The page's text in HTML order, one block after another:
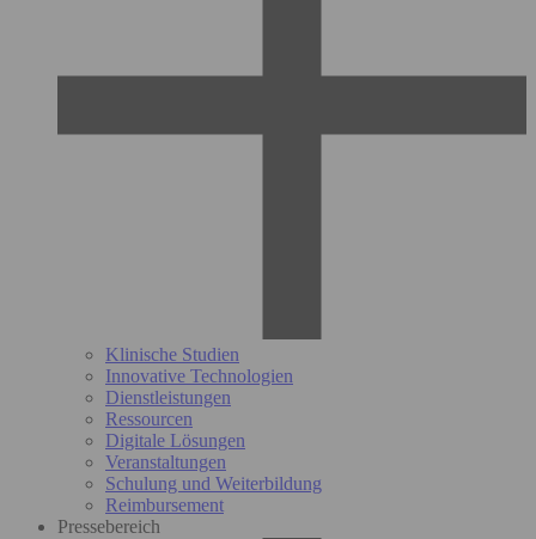
Klinische Studien
Innovative Technologien
Dienstleistungen
Ressourcen
Digitale Lösungen
Veranstaltungen
Schulung und Weiterbildung
Reimbursement
Pressebereich